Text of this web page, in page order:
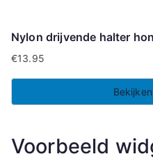
Nylon drijvende halter
€13.95
Voorbeeld